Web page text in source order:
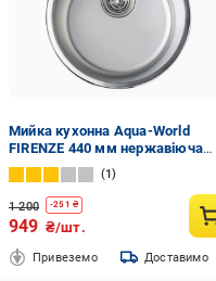
Мийка кухонна Aqua-World
FIRENZE 440 мм нержавіюча
сталь матова 0,8 мм права
1
1 200 -251 ₴
949 ₴/шт.
Привеземо Доставимо